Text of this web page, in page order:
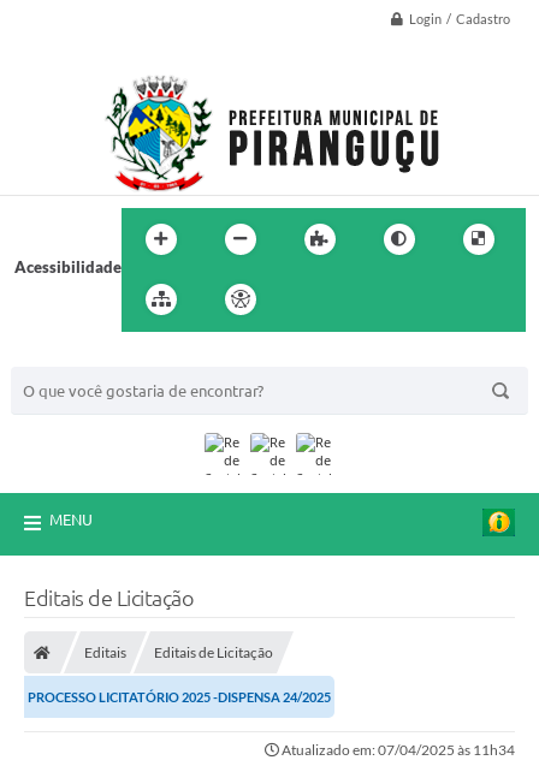
Login / Cadastro
Acessibilidade
MENU
Editais de Licitação
Editais Editais de Licitação
PROCESSO LICITATÓRIO 2025 -DISPENSA 24/2025
Atualizado em: 07/04/2025 às 11h34